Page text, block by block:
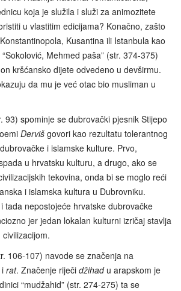
koja je služila i služi za animozitete
u vlastitim edicijama? Konačno, zašto
Kusantina ili Istanbula kao
Mehmed paša” (str. 374-375)
kršćansko dijete odvedeno u devširmu.
da mu je već otac bio musliman u
93) spominje se dubrovački pjesnik Stijepo
Derviš govori kao rezultatu tolerantnog
i islamske kulture. Prvo,
u hrvatsku kulturu, a drugo, ako se
tekovina, onda bi se moglo reći
i islamska kultura u Dubrovniku.
tada nepostojeće hrvatske dubrovačke
jer jedan lokalan kulturni izričaj stavlja
106-107) navode se značenja na
i rat. Značenje riječi džihadu arapskom je
“mudžahid” (str. 274-275) ta se